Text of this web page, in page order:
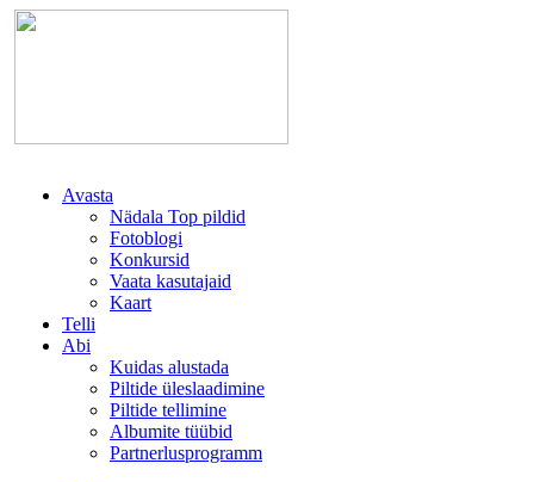
Avasta
Nädala Top pildid
Fotoblogi
Konkursid
Vaata kasutajaid
Kaart
Telli
Abi
Kuidas alustada
Piltide üleslaadimine
Piltide tellimine
Albumite tüübid
Partnerlusprogramm